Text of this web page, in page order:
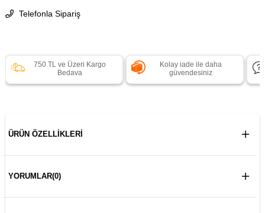
Telefonla Sipariş
750 TL ve Üzeri Kargo
Bedava
Kolay iade ile daha
güvendesiniz
ÜRÜN ÖZELLIKLERI
YORUMLAR(0)